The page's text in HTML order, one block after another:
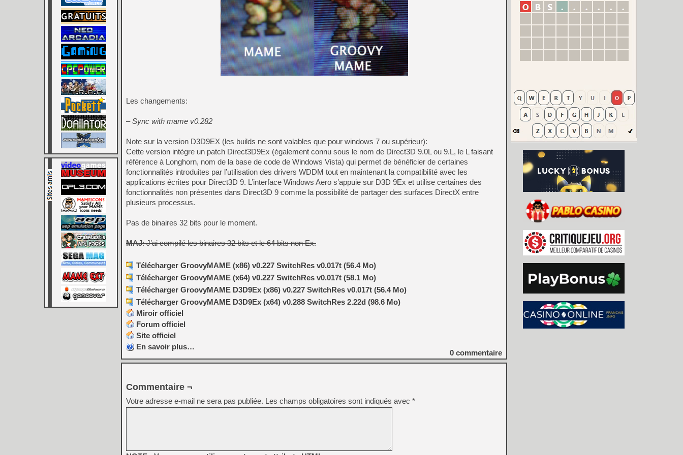
Les changements:
– Sync with mame v0.282
Note sur la version D3D9EX (les builds ne sont valables que pour windows 7 ou supérieur):
Cette version intègre un patch Direct3D9Ex (également connu sous le nom de Direct3D 9.0L ou 9.L, le L faisant
référence à Longhorn, nom de la base de code de Windows Vista) qui permet de bénéficier de certaines
fonctionnalités introduites par l’utilisation des drivers WDDM tout en maintenant la compatibilité avec les
applications écrites pour Direct3D 9. L’interface Windows Aero s’appuie sur D3D 9Ex et utilise certaines des
fonctionnalités non présentes dans Direct3D 9 comme la possibilité de partager des surfaces DirectX entre
plusieurs processus.
Pas de binaires 32 bits pour le moment.
MAJ: J’ai compilé les binaires 32 bits et le 64 bits non Ex.
Télécharger GroovyMAME (x86) v0.227 SwitchRes v0.017t (56.4 Mo)
Télécharger GroovyMAME (x64) v0.227 SwitchRes v0.017t (58.1 Mo)
Télécharger GroovyMAME D3D9Ex (x86) v0.227 SwitchRes v0.017t (56.4 Mo)
Télécharger GroovyMAME D3D9Ex (x64) v0.288 SwitchRes 2.22d (98.6 Mo)
Miroir officiel
Forum officiel
Site officiel
En savoir plus…
0 commentaire
Commentaire ¬
Votre adresse e-mail ne sera pas publiée. Les champs obligatoires sont indiqués avec *